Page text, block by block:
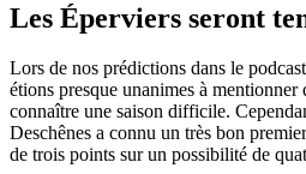
Les Éperviers seront
Lors de nos prédictions dans le
étions presque unanimes à
connaître une saison difficile.
Deschênes a connu un très bon
de trois points sur un possibilité de